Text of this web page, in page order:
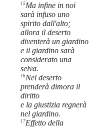
15Ma infine in noi
sarà infuso uno
spirito dall'alto;
allora il deserto
diventerà un giardino
e il giardino sarà
considerato una
selva.
16Nel deserto
prenderà dimora il
diritto
e la giustizia regnerà
nel giardino.
17Effetto della